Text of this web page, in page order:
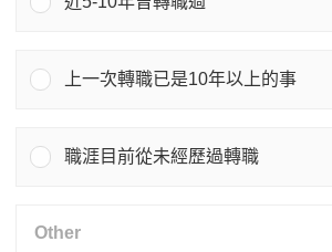
上一次轉職已是10年以上的事
職涯目前從未經歷過轉職